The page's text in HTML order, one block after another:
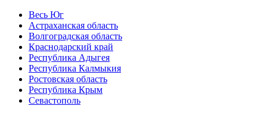
Весь Юг
Астраханская область
Волгоградская область
Краснодарский край
Республика Адыгея
Республика Калмыкия
Ростовская область
Республика Крым
Севастополь